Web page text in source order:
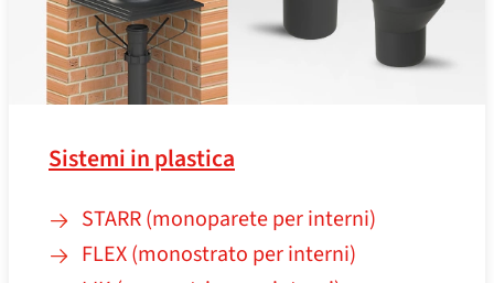
Sistemi in plastica
STARR (monoparete per interni)
FLEX (monostrato per interni)